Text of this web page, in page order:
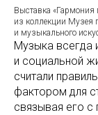
Выставка «Гармония
из коллекции Музея
и музыкального
Музыка всегда
и социальной
считали
фактором для
связывая его с